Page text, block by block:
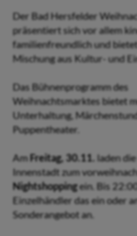
Der Bad Hersfelder
präsentiert sich vor allem
familienfreundlich und
Mischung aus Kultur- und
Das Bühnenprogramm des
Weihnachtsmarktes bietet
Unterhaltung,
Puppentheater.
AmFreitag, 30.11. laden
Innenstadt zum
Nightshoppingein. Bis
Einzelhändler das ein oder
Sonderangebot an.